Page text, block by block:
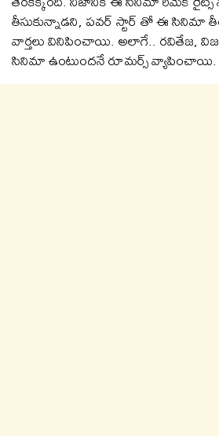
తీసుకున్నాడని, పవర్ స్టార్ తో ఈ సినిమా
వార్తలు వినిపించాయి. అలాగే.. రవితేజ,
సినిమా ఉంటుందనే రూమర్స్ వ్యాపించాయి.